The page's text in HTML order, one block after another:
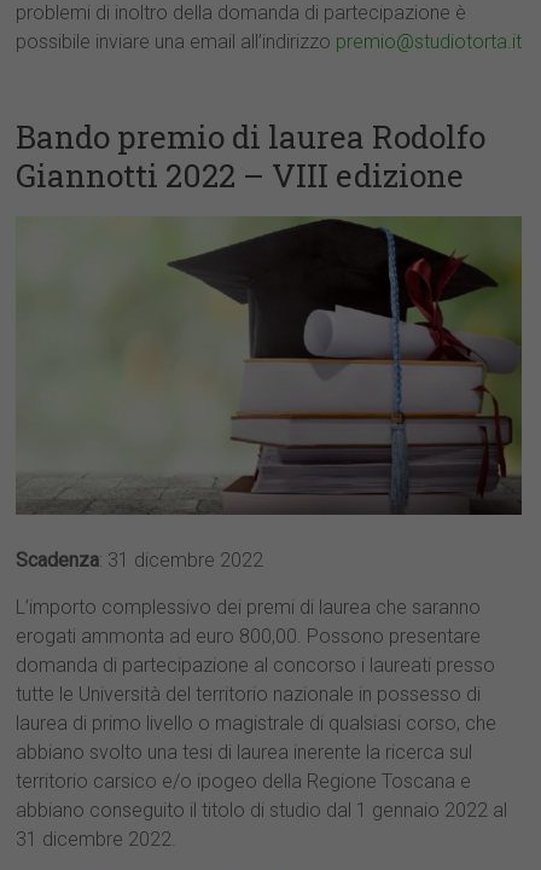
problemi di inoltro della domanda di partecipazione è
possibile inviare una email all’indirizzo premio@studiotorta.it
Bando premio di laurea Rodolfo
Giannotti 2022 – VIII edizione
Scadenza: 31 dicembre 2022
L’importo complessivo dei premi di laurea che saranno
erogati ammonta ad euro 800,00. Possono presentare
domanda di partecipazione al concorso i laureati presso
tutte le Università del territorio nazionale in possesso di
laurea di primo livello o magistrale di qualsiasi corso, che
abbiano svolto una tesi di laurea inerente la ricerca sul
territorio carsico e/o ipogeo della Regione Toscana e
abbiano conseguito il titolo di studio dal 1 gennaio 2022 al
31 dicembre 2022.